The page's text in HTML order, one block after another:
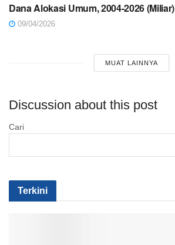
Dana Alokasi Umum, 2004-2026 (Miliar)
09/04/2026
MUAT LAINNYA
Discussion about this post
Cari
Terkini